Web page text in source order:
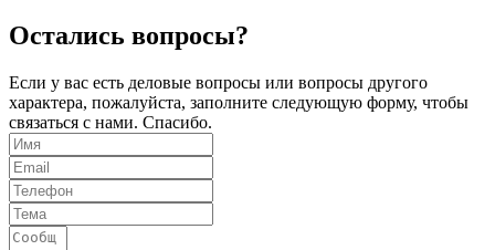
Остались вопросы?
Если у вас есть деловые вопросы или вопросы другого
характера, пожалуйста, заполните следующую форму, чтобы
связаться с нами. Спасибо.